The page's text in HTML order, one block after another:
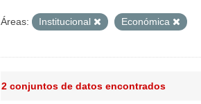
Áreas: Institucional Económica
2 conjuntos de datos encontrados